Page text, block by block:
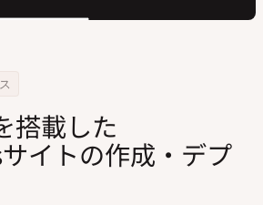
ン
サイトの作成・デプロイ方法
搭載した
イトの作成・デプ